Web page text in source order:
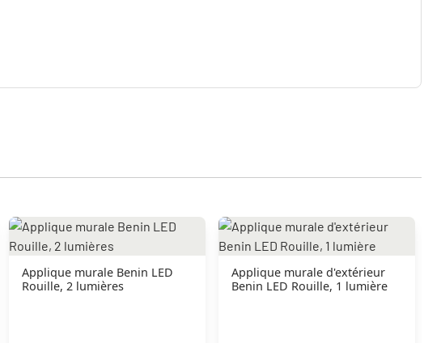
Applique murale Benin LED
Rouille, 2 lumières
Applique murale d'extérieur
Benin LED Rouille, 1 lumière